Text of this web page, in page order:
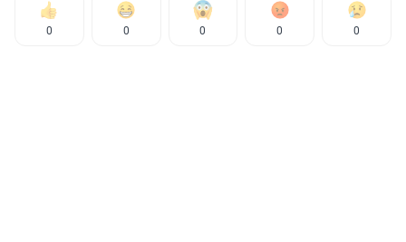
0 0 0 0 0